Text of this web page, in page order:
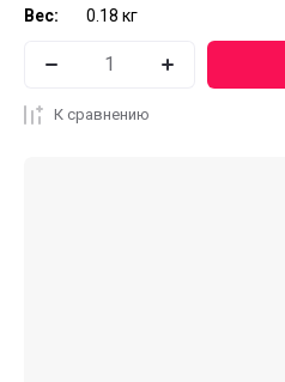
Вес: 0.18 кг
К сравнению